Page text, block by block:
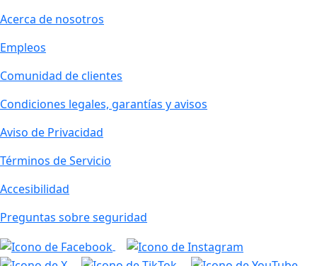
Acerca de nosotros
Empleos
Comunidad de clientes
Condiciones legales, garantías y avisos
Aviso de Privacidad
Términos de Servicio
Accesibilidad
Preguntas sobre seguridad